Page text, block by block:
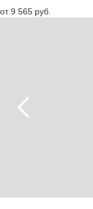
от 9 565 руб.